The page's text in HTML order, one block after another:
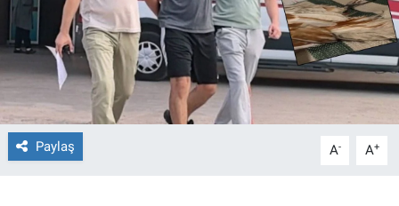
Paylaş A- A+
Gerçeğin İzinde
Gün Başlıyor
Gün Bitiyor
Gün Ortası